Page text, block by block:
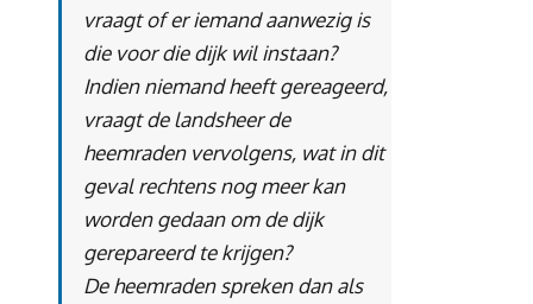
vraagt of er iemand aanwezig is
die voor die dijk wil instaan?
Indien niemand heeft gereageerd,
vraagt de landsheer de
heemraden vervolgens, wat in dit
geval rechtens nog meer kan
worden gedaan om de dijk
gerepareerd te krijgen?
De heemraden spreken dan als